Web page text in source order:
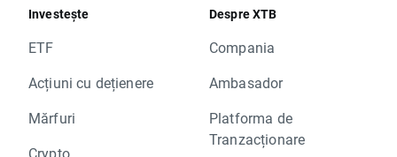
Investește
ETF
Acțiuni cu dețienere
Mărfuri
Crypto
Despre XTB
Compania
Ambasador
Platforma de
Tranzacționare